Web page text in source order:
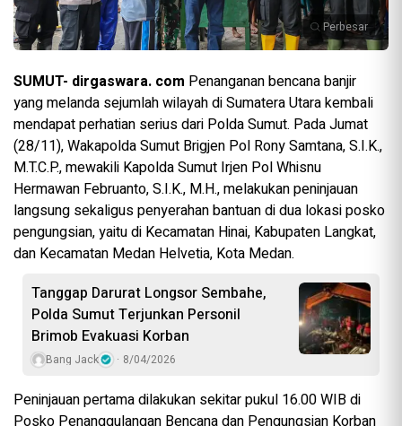
Perbesar
SUMUT- dirgaswara. com Penanganan bencana banjir
yang melanda sejumlah wilayah di Sumatera Utara kembali
mendapat perhatian serius dari Polda Sumut. Pada Jumat
(28/11), Wakapolda Sumut Brigjen Pol Rony Samtana, S.I.K.,
M.T.C.P., mewakili Kapolda Sumut Irjen Pol Whisnu
Hermawan Februanto, S.I.K., M.H., melakukan peninjauan
langsung sekaligus penyerahan bantuan di dua lokasi posko
pengungsian, yaitu di Kecamatan Hinai, Kabupaten Langkat,
dan Kecamatan Medan Helvetia, Kota Medan.
Tanggap Darurat Longsor Sembahe,
Polda Sumut Terjunkan Personil
Brimob Evakuasi Korban
Bang Jack 8/04/2026
Peninjauan pertama dilakukan sekitar pukul 16.00 WIB di